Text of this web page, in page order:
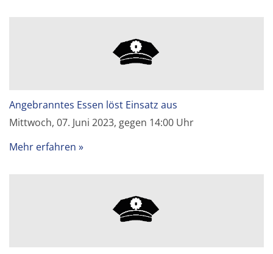
Angebranntes Essen löst Einsatz aus
Mittwoch, 07. Juni 2023, gegen 14:00 Uhr
Mehr erfahren